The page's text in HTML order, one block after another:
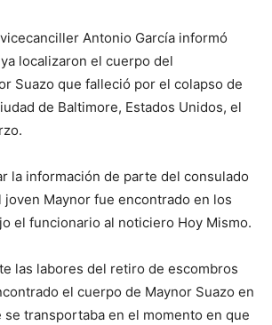
Antonio García informó
localizaron el cuerpo del
Suazo que falleció por el colapso de
de Baltimore, Estados Unidos, el
la información de parte del consulado
Maynor fue encontrado en los
el funcionario al noticiero Hoy Mismo.
las labores del retiro de escombros
el cuerpo de Maynor Suazo en
transportaba en el momento en que